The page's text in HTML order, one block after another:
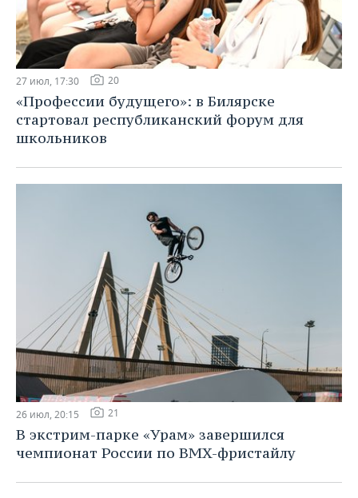
27 июл, 17:30 20
«Профессии будущего»: в Билярске
стартовал республиканский форум для
школьников
26 июл, 20:15 21
В экстрим-парке «Урам» завершился
чемпионат России по BMX-фристайлу